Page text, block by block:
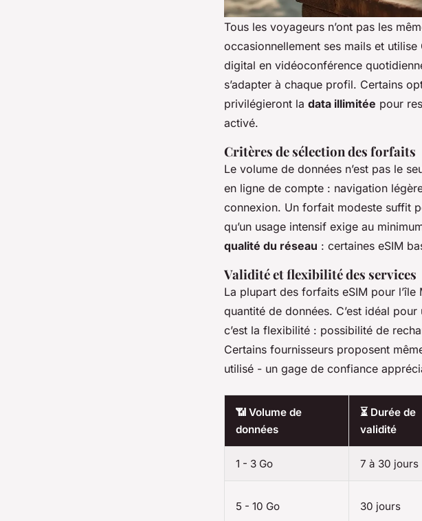
Tous les voyageurs n’ont pas les
occasionnellement ses mails et
digital en vidéoconférence
s’adapter à chaque profil. Certains
privilégieront la data illimitée pour
activé.
Critères de sélection des forfaits
Le volume de données n’est pas le
en ligne de compte : navigation
connexion. Un forfait modeste suffit
qu’un usage intensif exige au
qualité du réseau : certaines eSIM
Validité et flexibilité des services
La plupart des forfaits eSIM pour
quantité de données. C’est idéal
c’est la flexibilité : possibilité de
Certains fournisseurs proposent
utilisé - un gage de confiance
📶 Volume de
données
⏳ Durée de
validité
1 - 3 Go 7 à 30 jours
5 - 10 Go 30 jours